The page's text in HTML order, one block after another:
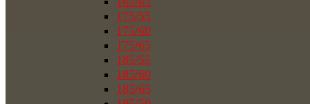
175/55
175/60
175/65
185/55
185/60
185/65